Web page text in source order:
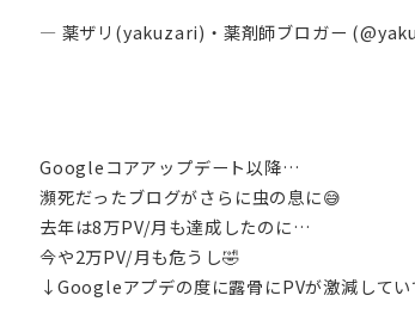
— 薬ザリ(yakuzari)・薬剤師ブロガー
Googleコアアップデート以降…
瀕死だったブログがさらに虫の息に😅
去年は8万PV/月も達成したのに…
今や2万PV/月も危うし🤣
↓Googleアプデの度に露骨にPVが激減してい